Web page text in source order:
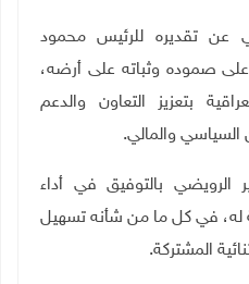
عن تقديره للرئيس محمود
صموده وثباته على أرضه،
بتعزيز التعاون والدعم
والمالي.
الرويضي بالتوفيق في أداء
له، في كل ما من شأنه تسهيل
المشتركة.